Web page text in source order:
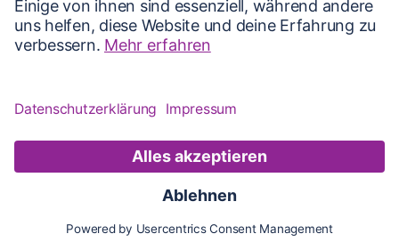
Karte Updates Konto
Karte